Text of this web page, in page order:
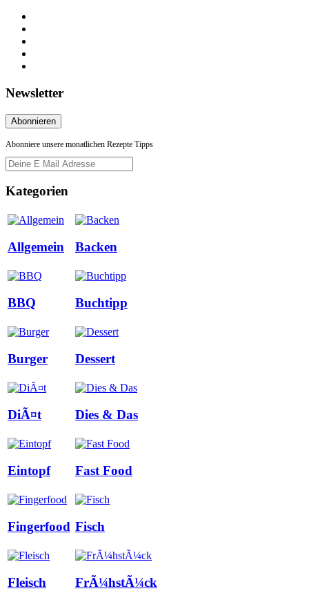
Newsletter
Abonniere unsere monatlichen Rezepte Tipps
Kategorien
Allgemein Backen
BBQ Buchtipp
Burger Dessert
DiÃ¤t Dies & Das
Eintopf Fast Food
Fingerfood Fisch
Fleisch FrÃ¼hstÃ¼ck